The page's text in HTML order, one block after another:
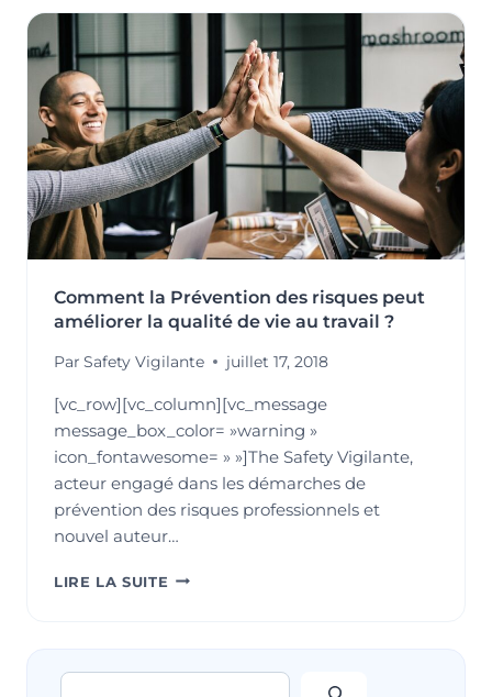
:
PERFORMANCE
(ENFIN)
AVEC
SÉRÉNITÉ
!
Comment la Prévention des risques peut
améliorer la qualité de vie au travail ?
Par Safety Vigilante juillet 17, 2018
[vc_row][vc_column][vc_message
message_box_color= »warning »
icon_fontawesome= » »]The Safety Vigilante,
acteur engagé dans les démarches de
prévention des risques professionnels et
nouvel auteur…
LIRE LA SUITE COMMENT
Rechercher